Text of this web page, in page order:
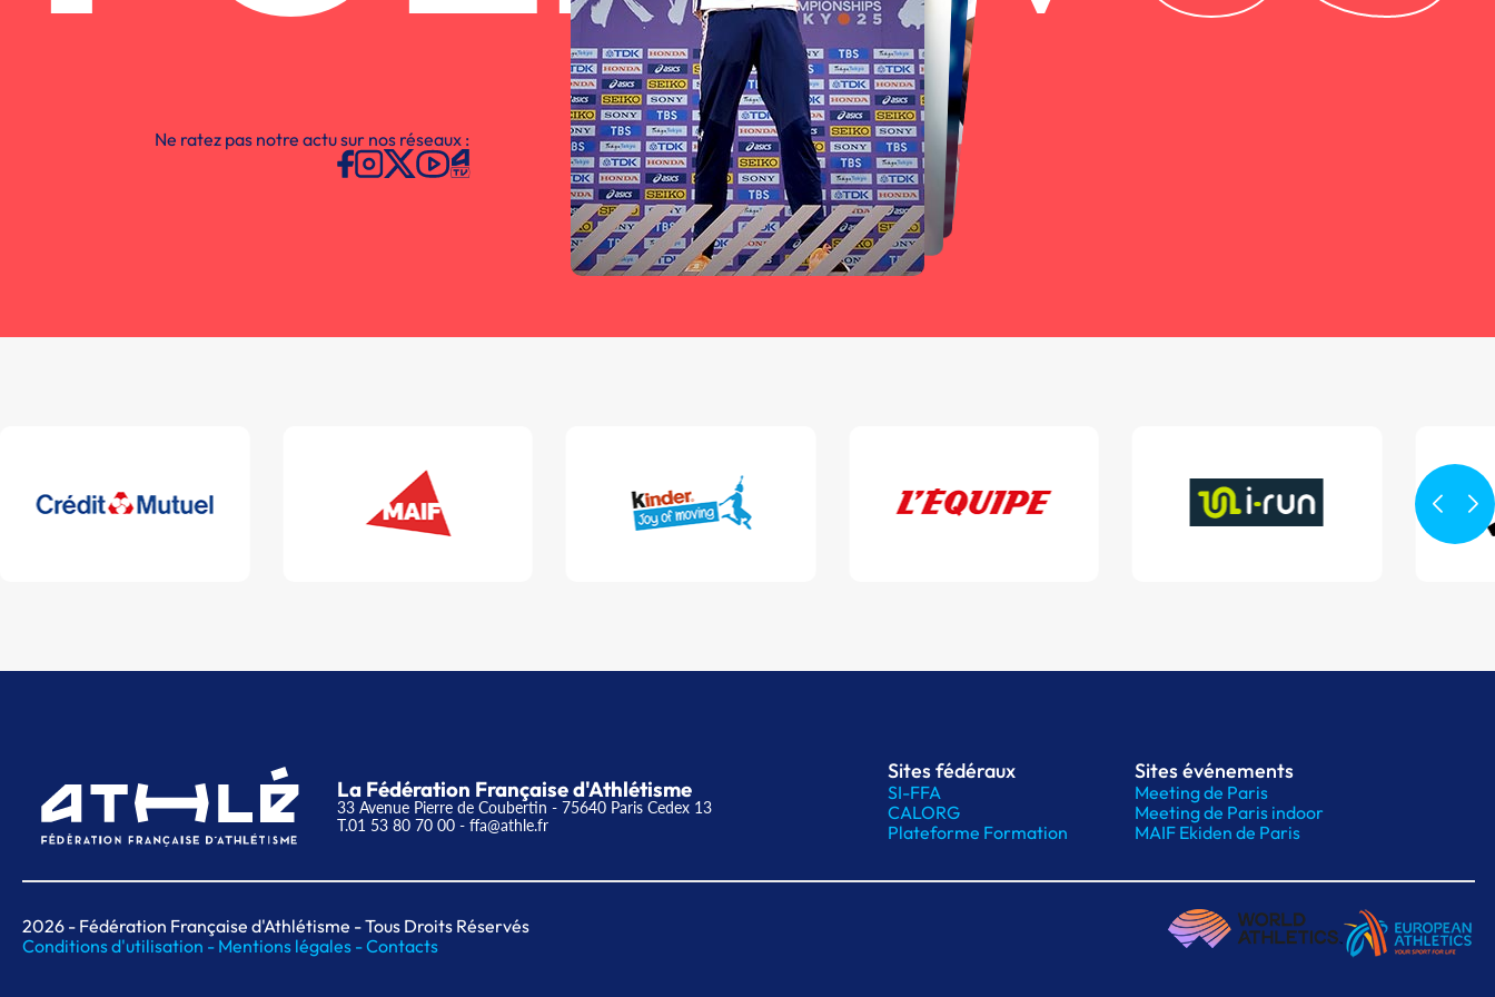
Ne ratez pas notre actu sur nos réseaux :
La Fédération Française d'Athlétisme
33 Avenue Pierre de Coubertin - 75640 Paris Cedex 13
T.01 53 80 70 00 - ffa@athle.fr
Sites fédéraux
SI-FFA
CALORG
Plateforme Formation
Sites événements
Meeting de Paris
Meeting de Paris indoor
MAIF Ekiden de Paris
2026 - Fédération Française d'Athlétisme - Tous Droits Réservés
Conditions d'utilisation - Mentions légales -Contacts